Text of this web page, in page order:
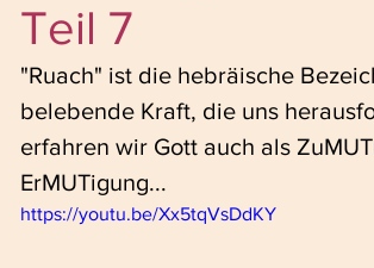
Teil 7
"Ruach" ist die hebräische
belebende Kraft, die uns
erfahren wir Gott auch als
ErMUTigung...
https://youtu.be/Xx5tqVsDdKY